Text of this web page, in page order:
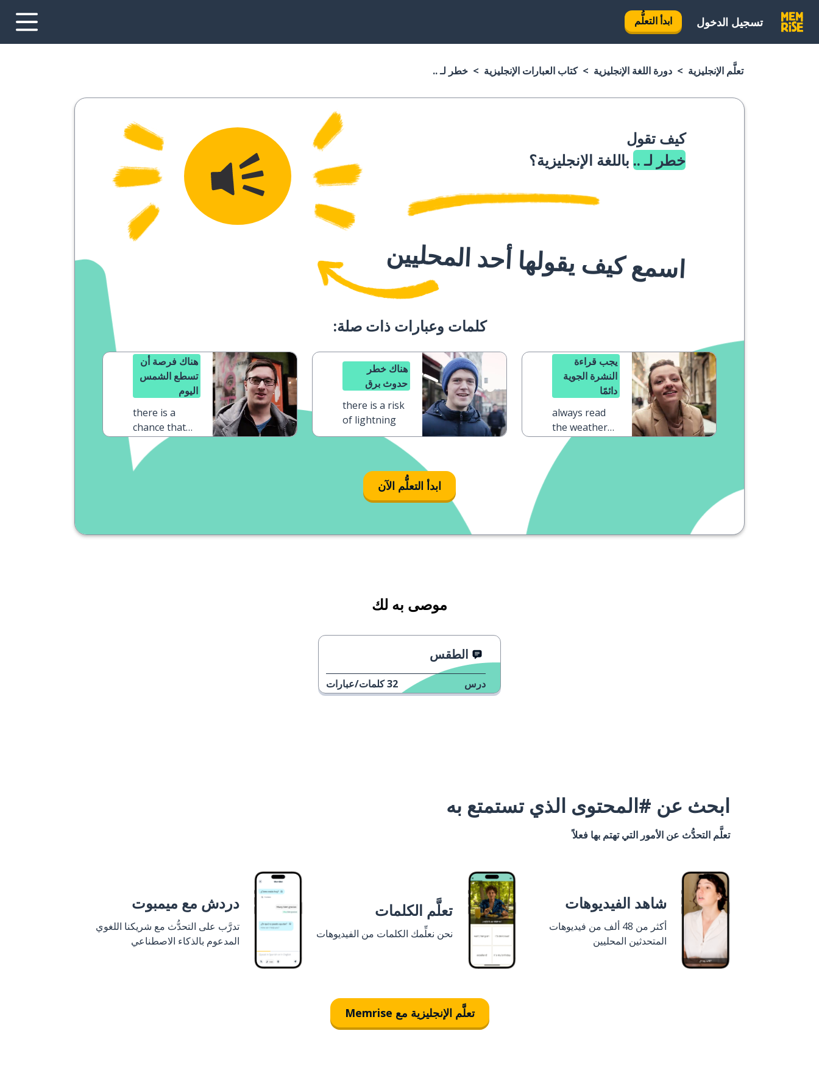
تسجيل الدخول ابدأ التعلُّم
تعلَّم الإنجليزية دورة اللغة الإنجليزية كتاب العبارات الإنجليزية خطر لـ ..
كيف تقول
خطر لـ .. باللغة الإنجليزية؟
اسمع كيف يقولها أحد المحليين
كلمات وعبارات ذات صلة:
يجب قراءة
النشرة الجوية
دائمًا
always read
the weather
forecast
هناك خطر
حدوث برق
there is a risk
of lightning
هناك فرصة أن
تسطع الشمس
اليوم
there is a
chance that
the sun will
shine today
ابدأ التعلُّم الآن
موصى به لك
الطقس
درس 32كلمات/عبارات
ابحث عن #المحتوى الذي تستمتع به
تعلَّم التحدُّث عن الأمور التي تهتم بها فعلاً
شاهد الفيديوهات
أكثر من 48 ألف من فيديوهات
المتحدثين المحليين
تعلَّم الكلمات
نحن نعلِّمك الكلمات من الفيديوهات
دردش مع ميمبوت
تدرَّب على التحدُّث مع شريكنا اللغوي
المدعوم بالذكاء الاصطناعي
تعلَّم الإنجليزية مع Memrise